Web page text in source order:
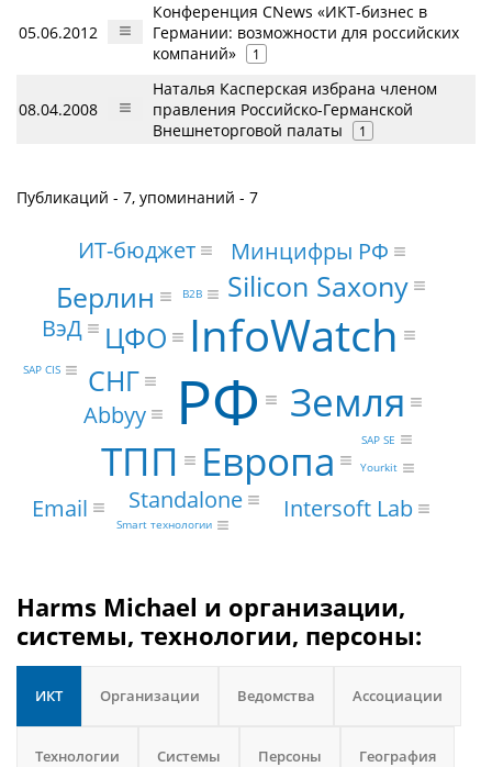
05.06.2012
Конференция CNews «ИКТ-бизнес в
Германии: возможности для российских
компаний»
1
08.04.2008
Наталья Касперская избрана членом
правления Российско-Германской
Внешнеторговой палаты
1
Публикаций - 7, упоминаний - 7
РФ
InfoWatch
ТПП Европа
Земля
Silicon Saxony
ЦФО
СНГ
Берлин
Abbyy
Email Standalone Intersoft Lab
Минцифры РФ
ВэД
ИТ-бюджет
Yourkit
SAP SE
SAP CIS
Smart технологии
B2B
Harms Michael и организации,
системы, технологии, персоны:
ИКТ Организации Ведомства Ассоциации
Технологии Системы Персоны География